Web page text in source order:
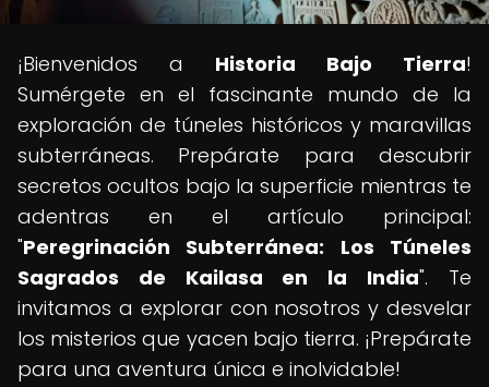
¡Bienvenidos a Historia Bajo Tierra!
Sumérgete en el fascinante mundo de la
exploración de túneles históricos y maravillas
subterráneas. Prepárate para descubrir
secretos ocultos bajo la superficie mientras te
adentras en el artículo principal:
"Peregrinación Subterránea: Los Túneles
Sagrados de Kailasa en la India". Te
invitamos a explorar con nosotros y desvelar
los misterios que yacen bajo tierra. ¡Prepárate
para una aventura única e inolvidable!